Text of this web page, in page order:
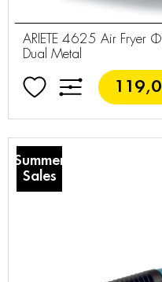
ARIETE 4625 Air Fryer
Dual Metal
Summer
Sales